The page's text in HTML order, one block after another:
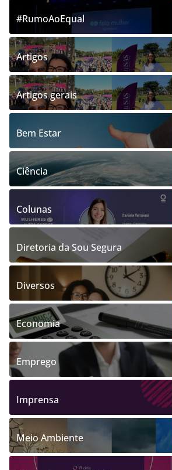
#RumoAoEqual
Artigos
Artigos gerais
Bem Estar
Ciência
Colunas
Diretoria da Sou Segura
Diversos
Economia
Emprego
Imprensa
Meio Ambiente